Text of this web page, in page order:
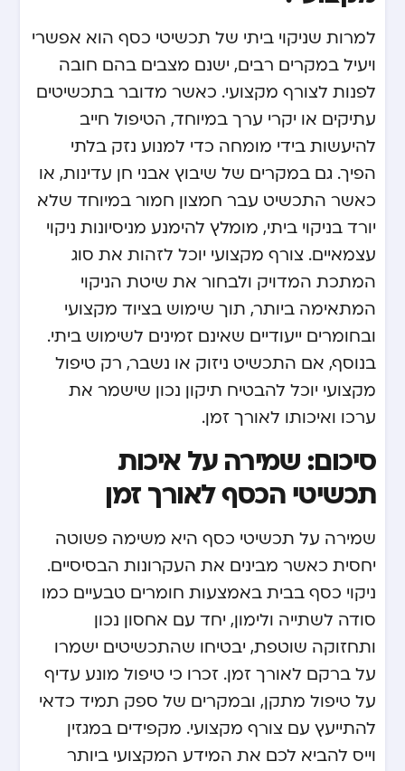
למרות שניקוי ביתי של תכשיטי כסף הוא אפשרי
ויעיל במקרים רבים, ישנם מצבים בהם חובה
לפנות לצורף מקצועי. כאשר מדובר בתכשיטים
עתיקים או יקרי ערך במיוחד, הטיפול חייב
להיעשות בידי מומחה כדי למנוע נזק בלתי
הפיך. גם במקרים של שיבוץ אבני חן עדינות, או
כאשר התכשיט עבר חמצון חמור במיוחד שלא
יורד בניקוי ביתי, מומלץ להימנע מניסיונות ניקוי
עצמאיים. צורף מקצועי יוכל לזהות את סוג
המתכת המדויק ולבחור את שיטת הניקוי
המתאימה ביותר, תוך שימוש בציוד מקצועי
ובחומרים ייעודיים שאינם זמינים לשימוש ביתי.
בנוסף, אם התכשיט ניזוק או נשבר, רק טיפול
מקצועי יוכל להבטיח תיקון נכון שישמר את
ערכו ואיכותו לאורך זמן.
סיכום: שמירה על איכות
תכשיטי הכסף לאורך זמן
שמירה על תכשיטי כסף היא משימה פשוטה
יחסית כאשר מבינים את העקרונות הבסיסיים.
ניקוי כסף בבית באמצעות חומרים טבעיים כמו
סודה לשתייה ולימון, יחד עם אחסון נכון
ותחזוקה שוטפת, יבטיחו שהתכשיטים ישמרו
על ברקם לאורך זמן. זכרו כי טיפול מונע עדיף
על טיפול מתקן, ובמקרים של ספק תמיד כדאי
להתייעץ עם צורף מקצועי. מקפידים במגזין
וייס להביא לכם את המידע המקצועי ביותר